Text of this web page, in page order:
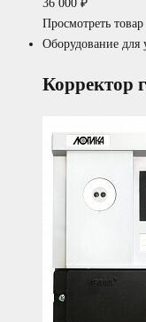
36 000 ₽
Просмотреть товар
Оборудование для
Корректор